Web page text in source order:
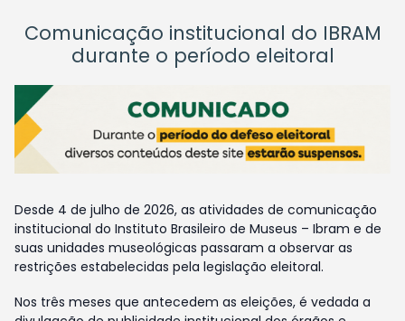
Comunicação institucional do IBRAM
durante o período eleitoral
Desde 4 de julho de 2026, as atividades de comunicação
institucional do Instituto Brasileiro de Museus – Ibram e de
suas unidades museológicas passaram a observar as
restrições estabelecidas pela legislação eleitoral.
Nos três meses que antecedem as eleições, é vedada a